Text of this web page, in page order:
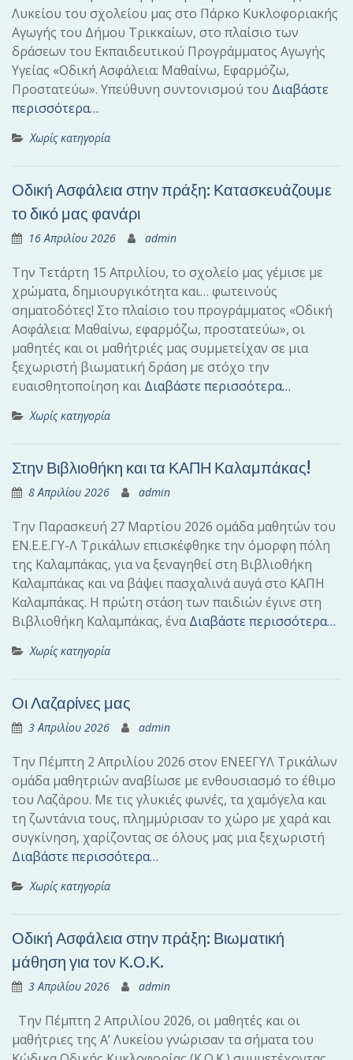
Λυκείου του σχολείου μας στο Πάρκο Κυκλοφοριακής
Αγωγής του Δήμου Τρικκαίων, στο πλαίσιο των
δράσεων του Εκπαιδευτικού Προγράμματος Αγωγής
Υγείας «Οδική Ασφάλεια: Μαθαίνω, Εφαρμόζω,
Προστατεύω». Υπεύθυνη συντονισμού του Διαβάστε
περισσότερα…
Χωρίς κατηγορία
Οδική Ασφάλεια στην πράξη: Κατασκευάζουμε
το δικό μας φανάρι
16 Απριλίου 2026 admin
Την Τετάρτη 15 Απριλίου, το σχολείο μας γέμισε με
χρώματα, δημιουργικότητα και… φωτεινούς
σηματοδότες! Στο πλαίσιο του προγράμματος «Οδική
Ασφάλεια: Μαθαίνω, εφαρμόζω, προστατεύω», οι
μαθητές και οι μαθήτριές μας συμμετείχαν σε μια
ξεχωριστή βιωματική δράση με στόχο την
ευαισθητοποίηση και Διαβάστε περισσότερα…
Χωρίς κατηγορία
Στην Βιβλιοθήκη και τα ΚΑΠΗ Καλαμπάκας!
8 Απριλίου 2026 admin
Την Παρασκευή 27 Μαρτίου 2026 ομάδα μαθητών του
ΕΝ.Ε.Ε.ΓΥ-Λ Τρικάλων επισκέφθηκε την όμορφη πόλη
της Καλαμπάκας, για να ξεναγηθεί στη Βιβλιοθήκη
Καλαμπάκας και να βάψει πασχαλινά αυγά στο ΚΑΠΗ
Καλαμπάκας. Η πρώτη στάση των παιδιών έγινε στη
Βιβλιοθήκη Καλαμπάκας, έναΔιαβάστε περισσότερα…
Χωρίς κατηγορία
Οι Λαζαρίνες μας
3 Απριλίου 2026 admin
Την Πέμπτη 2 Απριλίου 2026 στον ΕΝΕΕΓΥΛ Τρικάλων
ομάδα μαθητριών αναβίωσε με ενθουσιασμό το έθιμο
του Λαζάρου. Με τις γλυκιές φωνές, τα χαμόγελα και
τη ζωντάνια τους, πλημμύρισαν το χώρο με χαρά και
συγκίνηση, χαρίζοντας σε όλους μας μια ξεχωριστή
Διαβάστε περισσότερα…
Χωρίς κατηγορία
Οδική Ασφάλεια στην πράξη: Βιωματική
μάθηση για τον Κ.Ο.Κ.
3 Απριλίου 2026 admin
Την Πέμπτη 2 Απριλίου 2026, οι μαθητές και οι
μαθήτριες της Α’ Λυκείου γνώρισαν τα σήματα του